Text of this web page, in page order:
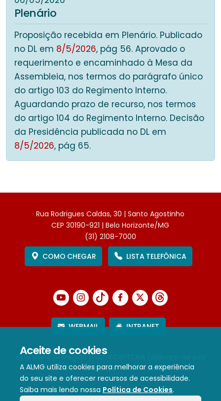
Aceite de cookies
A ALMG utiliza cookies para melhorar a experiência
do seu site e oferecer recursos de acessibilidade.
Saiba mais lendo nossa Política de Cookies.
Plenário
Proposição recebida em Plenário. Publicado
no DL em 8/5/2026, pág 56. Aprovado o
requerimento e encaminhado à Mesa da
Assembleia, nos termos do parágrafo único
do artigo 103 do Regimento Interno.
Aguardando prazo de recurso, nos termos
do artigo 104 do Regimento Interno. Decisão
da Presidência publicada no DL em
8/5/2026, pág 65.
Rua Rodrigues Caldas, 30 | Santo Agostinho
CEP 30190-921 | Belo Horizonte/MG
(31) 2108-7000
COMO CHEGAR
LISTA TELEFÔNICA
WEBMAIL INTRANET
Este site é protegido pelo reCAPTCHA (aplicam-se sua
Política de PrivacidadeeTermos de Serviço).
Termos de Uso e Política de Privacidade